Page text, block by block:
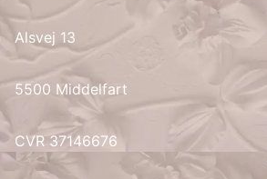
Alsvej 13
5500 Middelfart
CVR 37146676